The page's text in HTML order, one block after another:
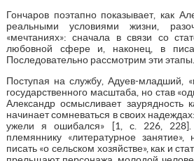
Гончаров поэтапно показывает, как
реальными условиями жизни,
«мечтаниях»: сначала в связи со
любовной сфере и, наконец, в
Последовательно рассмотрим эти этапы.
Поступая на службу, Адуев-младший,
государственного масштаба, но став
Александр осмысливает заурядность
начинает сомневаться в своих
ужели я ошибался» [1, с. 226,
племяннику «литературное
писать «о сельском хозяйстве», как и